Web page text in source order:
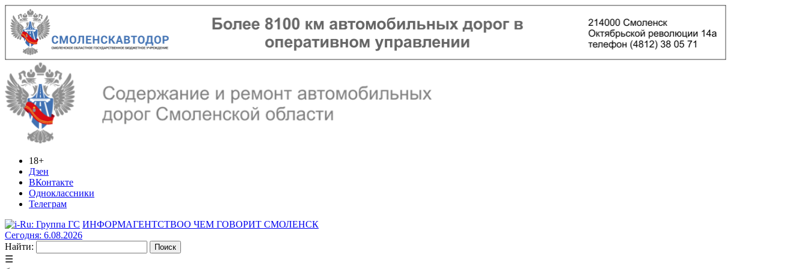
18+
Дзен
ВКонтакте
Одноклассники
Телеграм
ИНФОРМАГЕНТСТВОО ЧЕМ ГОВОРИТ СМОЛЕНСК
Сегодня: 6.08.2026
Найти:
☰